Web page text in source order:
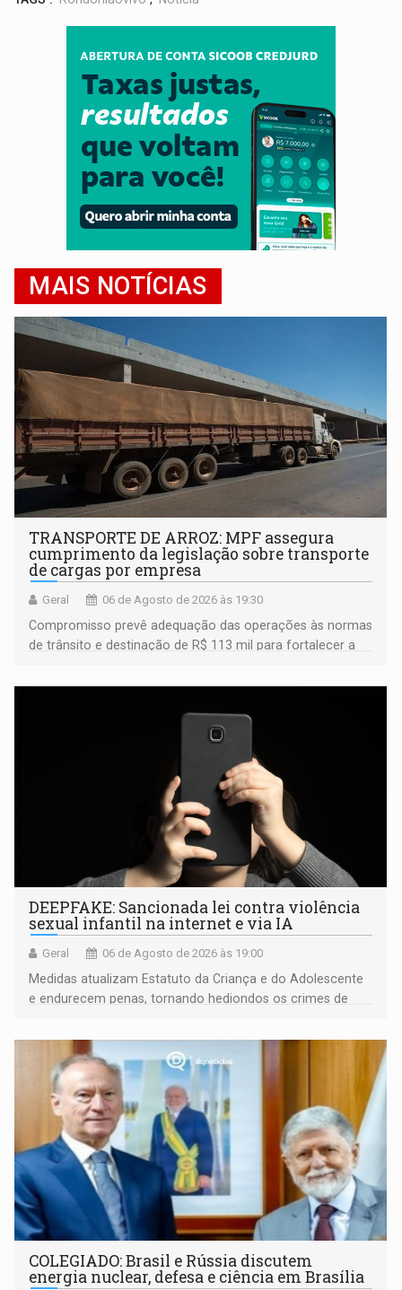
MAIS NOTÍCIAS
TRANSPORTE DE ARROZ: MPF assegura
cumprimento da legislação sobre transporte
de cargas por empresa
Geral 06 de Agosto de 2026 às 19:30
Compromisso prevê adequação das operações às normas
de trânsito e destinação de R$ 113 mil para fortalecer a
DEEPFAKE: Sancionada lei contra violência
sexual infantil na internet e via IA
Geral 06 de Agosto de 2026 às 19:00
Medidas atualizam Estatuto da Criança e do Adolescente
e endurecem penas, tornando hediondos os crimes de
COLEGIADO: Brasil e Rússia discutem
energia nuclear, defesa e ciência em Brasília